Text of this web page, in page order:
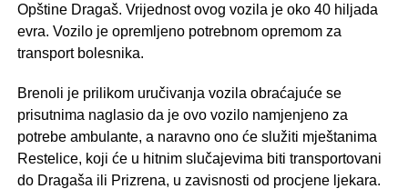
Opštine Dragaš. Vrijednost ovog vozila je oko 40 hiljada
evra. Vozilo je opremljeno potrebnom opremom za
transport bolesnika.
Brenoli je prilikom uručivanja vozila obraćajuće se
prisutnima naglasio da je ovo vozilo namjenjeno za
potrebe ambulante, a naravno ono će služiti mještanima
Restelice, koji će u hitnim slučajevima biti transportovani
do Dragaša ili Prizrena, u zavisnosti od procjene ljekara.